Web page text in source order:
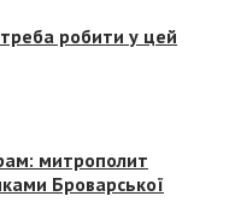
робити у цей
митрополит
Броварської